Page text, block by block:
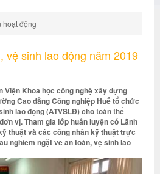
hoạt động
vệ sinh lao động năm 2019
Viện Khoa học công nghệ xây dựng
Cao đẳng Công nghiệp Huế tổ chức
lao động (ATVSLĐ) cho toàn thể
vị. Tham gia lớp huấn luyện có Lãnh
thuật và các công nhân kỹ thuật trực
nghiêm ngặt về an toàn, vệ sinh lao